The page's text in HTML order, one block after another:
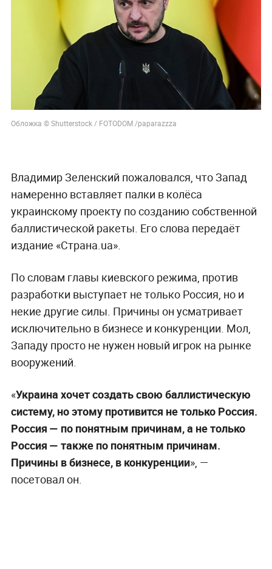
Обложка © Shutterstock / FOTODOM /paparazzza
Владимир Зеленский пожаловался, что Запад
намеренно вставляет палки в колёса
украинскому проекту по созданию собственной
баллистической ракеты. Его слова передаёт
издание «Страна.ua».
По словам главы киевского режима, против
разработки выступает не только Россия, но и
некие другие силы. Причины он усматривает
исключительно в бизнесе и конкуренции. Мол,
Западу просто не нужен новый игрок на рынке
вооружений.
«Украина хочет создать свою баллистическую
систему, но этому противится не только Россия.
Россия — по понятным причинам, а не только
Россия — также по понятным причинам.
Причины в бизнесе, в конкуренции», —
посетовал он.